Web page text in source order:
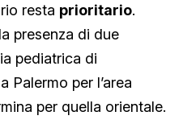
resta prioritario.
presenza di due
pediatrica di
Palermo per l’area
per quella orientale.